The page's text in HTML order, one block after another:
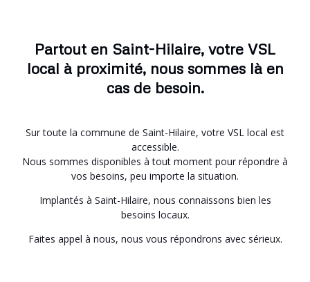
Partout en Saint-Hilaire, votre VSL
local à proximité, nous sommes là en
cas de besoin.
Sur toute la commune de Saint-Hilaire, votre VSL local est
accessible.
Nous sommes disponibles à tout moment pour répondre à
vos besoins, peu importe la situation.
Implantés à Saint-Hilaire, nous connaissons bien les
besoins locaux.
Faites appel à nous, nous vous répondrons avec sérieux.